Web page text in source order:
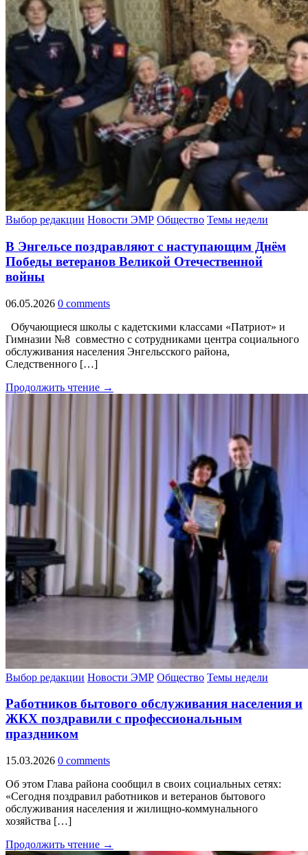
Выбор редакции Новости ЭМР Общество Темы недели
В Энгельсе поздравляют с наступающим Днём
Победы ветеранов Великой Отечественной
войны
06.05.2026 0 comments
Обучающиеся школы с кадетскими классами «Патриот» и
Гимназии №8 совместно с сотрудниками центра социального
обслуживания населения Энгельсского района,
Следственного […]
Продолжить чтение →
Выбор редакции Новости ЭМР Общество Темы недели
Работников бытового обслуживания населения и
ЖКХ поздравили с профессиональным
праздником
15.03.2026 0 comments
Об этом Глава района сообщил в своих социальных сетях:
«Сегодня поздравил работников и ветеранов бытового
обслуживания населения и жилищно-коммунального
хозяйства […]
Продолжить чтение →